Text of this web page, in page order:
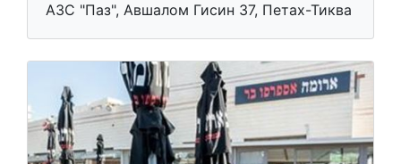
АЗС "Паз", Авшалом Гисин 37, Петах-Тиква